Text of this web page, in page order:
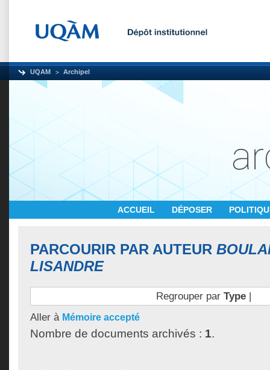
UQAM Archipel
ACCUEIL DÉPOSER
PARCOURIR PAR AUTEUR
LISANDRE
Regrouper par Type|
Aller à Mémoire accepté
Nombre de documents archivés : 1.